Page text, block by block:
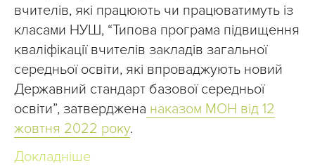
вчителів, які працюють чи працюватимуть із
класами НУШ, “Типова програма підвищення
кваліфікації вчителів закладів загальної
середньої освіти, які впроваджують новий
Державний стандарт базової середньої
освіти”, затверджена наказом МОН від 12
жовтня 2022 року.
Докладніше